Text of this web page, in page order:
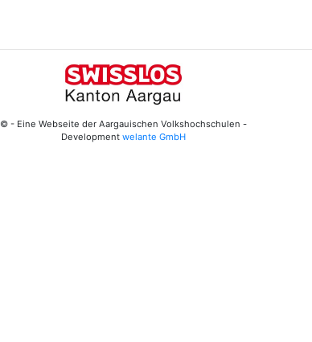
© - Eine Webseite der Aargauischen Volkshochschulen -
Development welante GmbH